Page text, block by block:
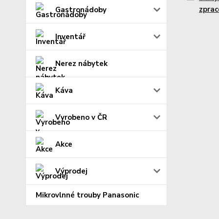
Gastronádoby
Inventář
Nerez nábytek
Káva
Vyrobeno v ČR
Akce
Výprodej
Mikrovlnné trouby Panasonic